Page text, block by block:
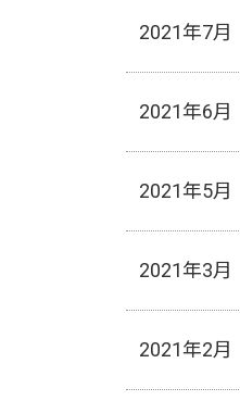
2021年7月
2021年6月
2021年5月
2021年3月
2021年2月